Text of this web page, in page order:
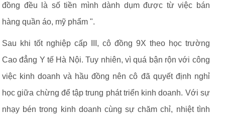
đồng đều là số tiền mình dành dụm được từ việc bán
hàng quần áo, mỹ phẩm ".
Sau khi tốt nghiệp cấp III, cô đồng 9X theo học trường
Cao đẳng Y tế Hà Nội. Tuy nhiên, vì quá bận rộn với công
việc kinh doanh và hầu đồng nên cô đã quyết định nghỉ
học giữa chừng để tập trung phát triển kinh doanh. Với sự
nhạy bén trong kinh doanh cùng sự chăm chỉ, nhiệt tình